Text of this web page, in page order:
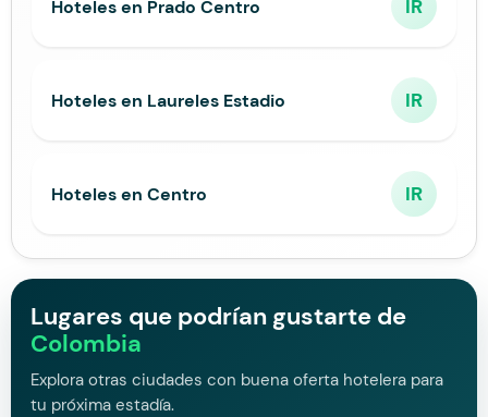
Hoteles en Prado Centro IR
Hoteles en Laureles Estadio IR
Hoteles en Centro IR
Lugares que podrían gustarte de
Colombia
Explora otras ciudades con buena oferta hotelera para
tu próxima estadía.